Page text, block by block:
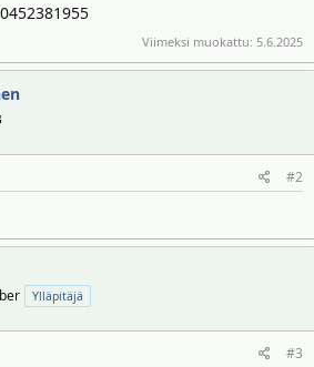
Viimeksi muokattu: 5.6.2025
#2
Ylläpitäjä
#3